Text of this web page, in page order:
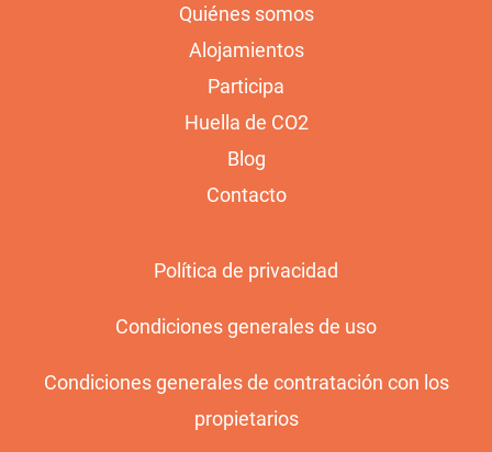
Quiénes somos
Alojamientos
Participa
Huella de CO2
Blog
Contacto
Política de privacidad
Condiciones generales de uso
Condiciones generales de contratación con los
propietarios